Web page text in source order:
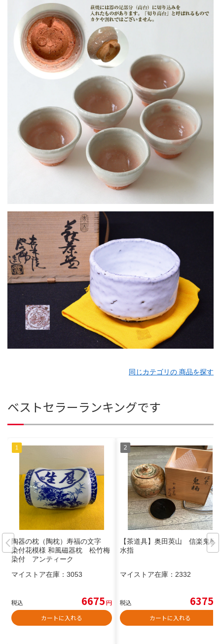
同じカテゴリの 商品を探す
ベストセラーランキングです
陶器の枕（陶枕）寿福の文字
染付花模様 和風磁器枕 松竹梅
染付 アンティーク
マイストア在庫： 3053
税込 6675円
カートに入れる
【茶道具】奥田英山 信楽鬼桶
水指
マイストア在庫： 2332
税込 6375
カートに入れる